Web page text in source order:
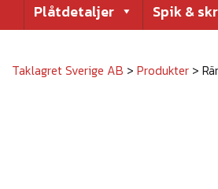
Plåtdetaljer Spik &
Taklagret Sverige AB > Produkter >